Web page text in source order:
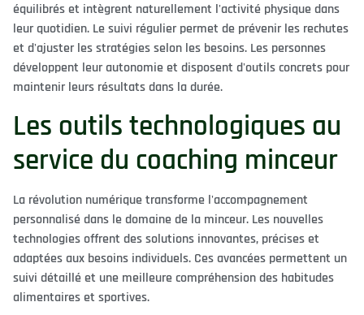
équilibrés et intègrent naturellement l'activité physique dans
leur quotidien. Le suivi régulier permet de prévenir les rechutes
et d'ajuster les stratégies selon les besoins. Les personnes
développent leur autonomie et disposent d'outils concrets pour
maintenir leurs résultats dans la durée.
Les outils technologiques au
service du coaching minceur
La révolution numérique transforme l'accompagnement
personnalisé dans le domaine de la minceur. Les nouvelles
technologies offrent des solutions innovantes, précises et
adaptées aux besoins individuels. Ces avancées permettent un
suivi détaillé et une meilleure compréhension des habitudes
alimentaires et sportives.